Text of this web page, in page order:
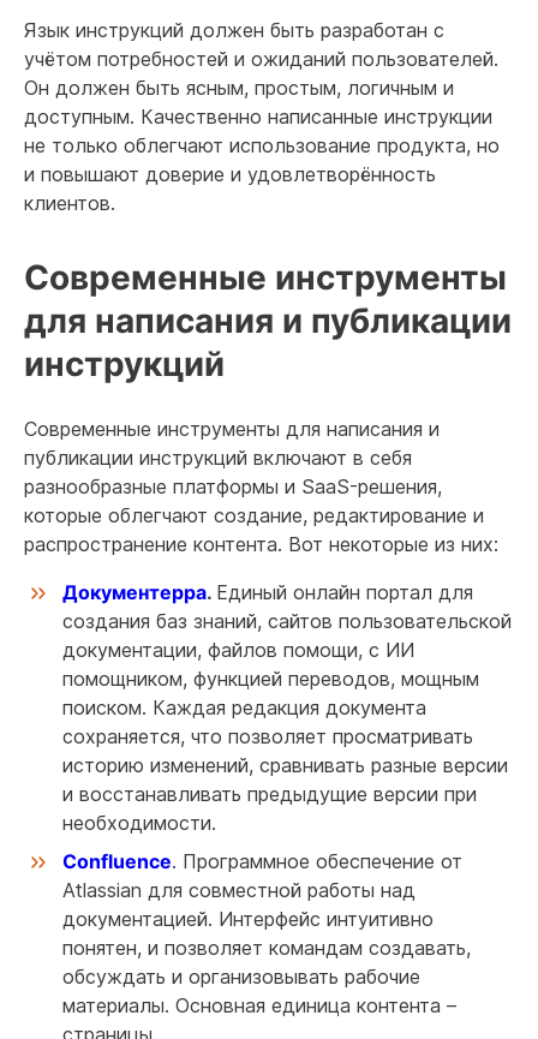
Язык инструкций должен быть разработан с
учётом потребностей и ожиданий пользователей.
Он должен быть ясным, простым, логичным и
доступным. Качественно написанные инструкции
не только облегчают использование продукта, но
и повышают доверие и удовлетворённость
клиентов.
Современные инструменты
для написания и публикации
инструкций
Современные инструменты для написания и
публикации инструкций включают в себя
разнообразные платформы и SaaS-решения,
которые облегчают создание, редактирование и
распространение контента. Вот некоторые из них:
Документерра. Единый онлайн портал для
создания баз знаний, сайтов пользовательской
документации, файлов помощи, с ИИ
помощником, функцией переводов, мощным
поиском. Каждая редакция документа
сохраняется, что позволяет просматривать
историю изменений, сравнивать разные версии
и восстанавливать предыдущие версии при
необходимости.
Confluence. Программное обеспечение от
Atlassian для совместной работы над
документацией. Интерфейс интуитивно
понятен, и позволяет командам создавать,
обсуждать и организовывать рабочие
материалы. Основная единица контента –
страницы.